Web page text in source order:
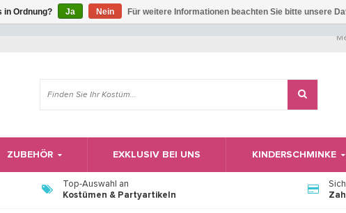
daher können Sie derzeit nicht bestellen.
ZUBEHÖR EXKLUSIV BEI UNS KINDERSCHMINKE
Top-Auswahl an
Kostümen & Partyartikeln
in Ordnung? Ja Nein Für weitere Informationen beachten Sie bitte unsere